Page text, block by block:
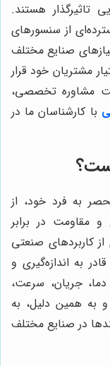
هستند.
از سنسورهای
صنایع مختلف
مشتریان خود قرار
مشاوره تخصصی،
با کارشناسان ما در
به فرد خود، از
مقاومت در برابر
کاربردهای صنعتی
به اندازه‌گیری و
دما، جریان، سرعت،
به همین دلیل، به
در صنایع مختلف